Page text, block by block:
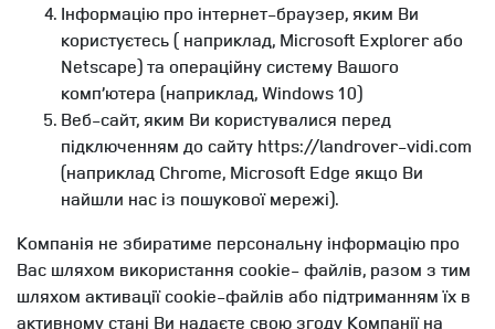
Інформацію про інтернет-браузер, яким Ви
користуєтесь ( наприклад, Microsoft Explorer або
Netscape) та операційну систему Вашого
комп’ютера (наприклад, Windows 10)
Веб-сайт, яким Ви користувалися перед
підключенням до сайту https://landrover-vidi.com
(наприклад Chrome, Microsoft Edge якщо Ви
найшли нас із пошукової мережі).
Компанія не збиратиме персональну інформацію про
Вас шляхом використання cookie- файлів, разом з тим
шляхом активації cookie-файлів або підтриманням їх в
активному стані Ви надаєте свою згоду Компанії на